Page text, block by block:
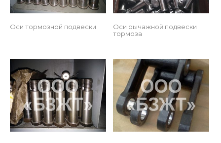
Оси тормозной подвески
Оси рычажной подвески
тормоза